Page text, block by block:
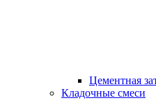
Цементная
Кладочные смеси